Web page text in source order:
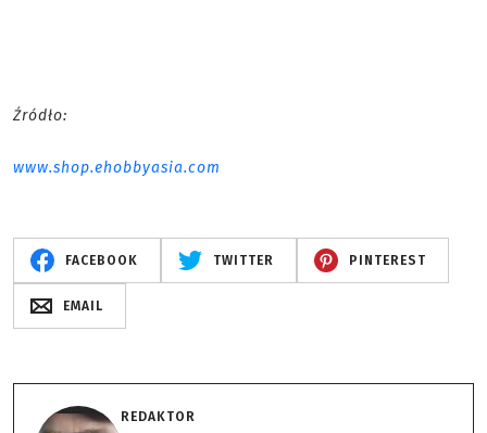
Źródło:
www.shop.ehobbyasia.com
FACEBOOK TWITTER PINTEREST
EMAIL
REDAKTOR